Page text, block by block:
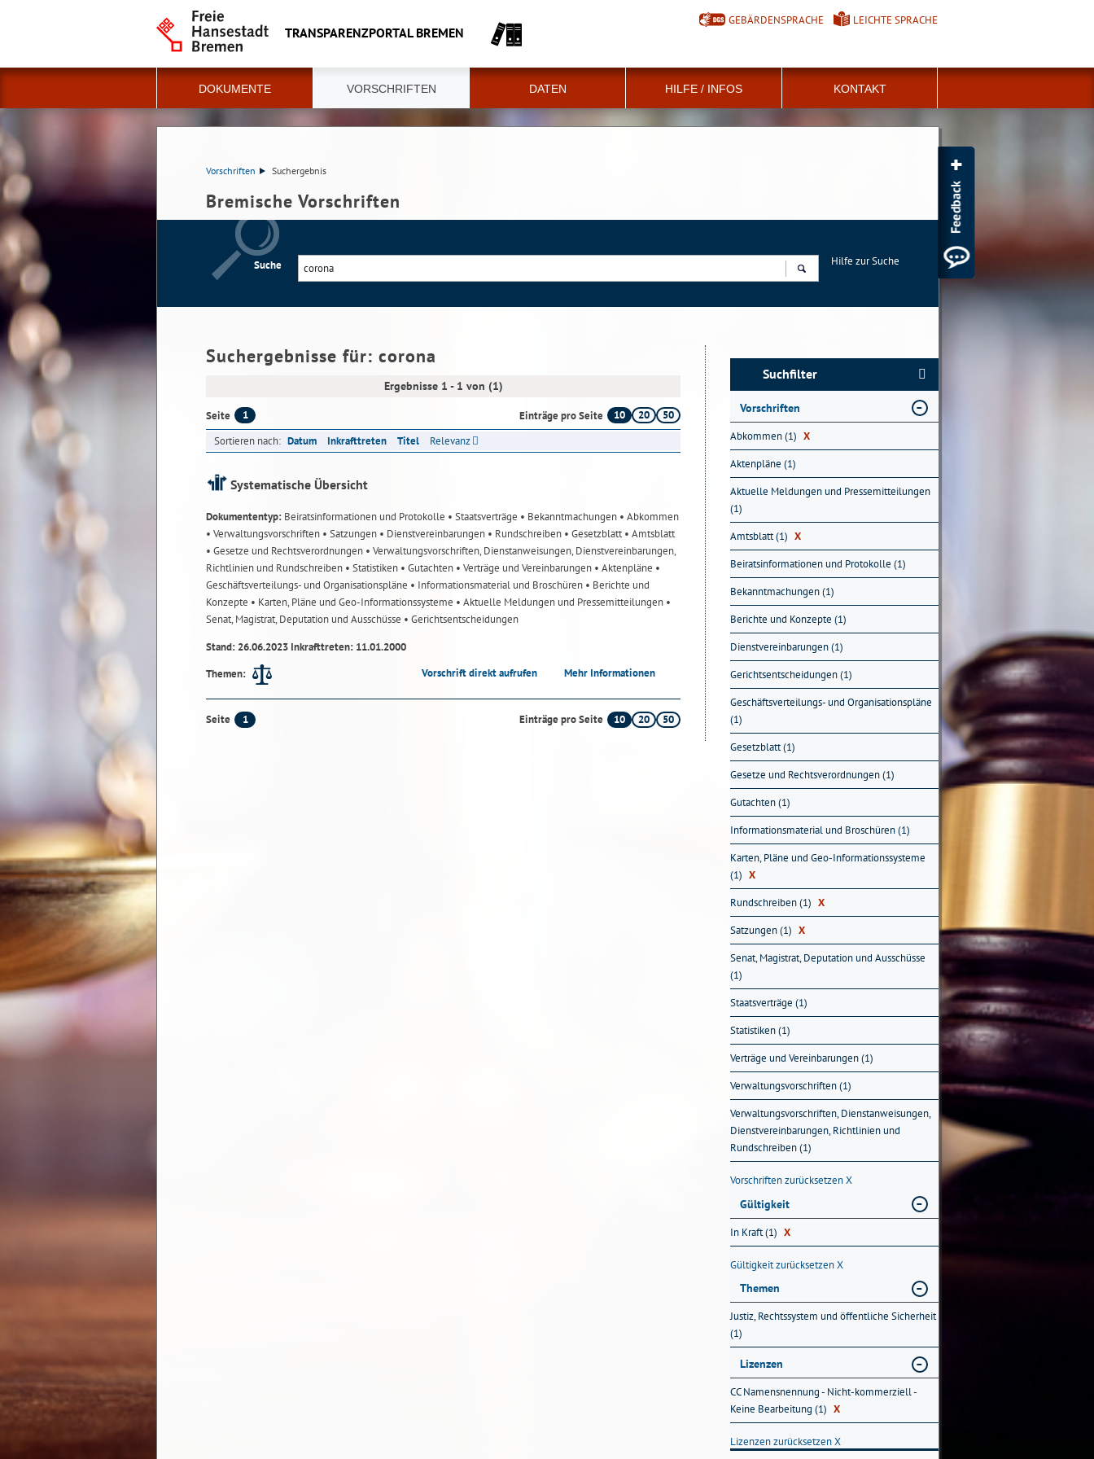
TRANSPARENZPORTAL BREMEN
GEBÄRDENSPRACHE LEICHTE SPRACHE
DOKUMENTE VORSCHRIFTEN DATEN HILFE / INFOS KONTAKT
Vorschriften Suchergebnis
Bremische Vorschriften
Suche
Hilfe zur Suche
Suchergebnisse für: corona
Ergebnisse 1 - 1 von (1)
Seite 1 Einträge pro Seite 10 20
50
Sortieren nach: Datum Inkrafttreten Titel Relevanz
Systematische Übersicht
Dokumententyp: Beiratsinformationen und Protokolle • Staatsverträge • Bekanntmachungen • Abkommen
• Verwaltungsvorschriften • Satzungen • Dienstvereinbarungen • Rundschreiben • Gesetzblatt• Amtsblatt
• Gesetze und Rechtsverordnungen • Verwaltungsvorschriften, Dienstanweisungen, Dienstvereinbarungen,
Richtlinien und Rundschreiben • Statistiken • Gutachten • Verträge und Vereinbarungen • Aktenpläne •
Geschäftsverteilungs- und Organisationspläne • Informationsmaterial und Broschüren • Berichte und
Konzepte • Karten, Pläne und Geo-Informationssysteme • Aktuelle Meldungen und Pressemitteilungen •
Senat, Magistrat, Deputation und Ausschüsse • Gerichtsentscheidungen
Stand: 26.06.2023 Inkrafttreten: 11.01.2000
Themen:
Vorschrift direkt aufrufen Mehr Informationen
Seite 1 Einträge pro Seite 10 20 50
Suchfilter
Vorschriften
Abkommen (1) X
Aktenpläne (1)
Aktuelle Meldungen und Pressemitteilungen
(1)
Amtsblatt (1) X
Beiratsinformationen und Protokolle (1)
Bekanntmachungen (1)
Berichte und Konzepte (1)
Dienstvereinbarungen (1)
Gerichtsentscheidungen (1)
Geschäftsverteilungs- und Organisationspläne
(1)
Gesetzblatt (1)
Gesetze und Rechtsverordnungen (1)
Gutachten (1)
Informationsmaterial und Broschüren (1)
Karten, Pläne und Geo-Informationssysteme
(1) X
Rundschreiben (1) X
Satzungen (1) X
Senat, Magistrat, Deputation und Ausschüsse
(1)
Staatsverträge (1)
Statistiken (1)
Verträge und Vereinbarungen (1)
Verwaltungsvorschriften (1)
Verwaltungsvorschriften, Dienstanweisungen,
Dienstvereinbarungen, Richtlinien und
Rundschreiben (1)
Vorschriften zurücksetzenX
Gültigkeit
In Kraft (1) X
Gültigkeit zurücksetzenX
Themen
Justiz, Rechtssystem und öffentliche Sicherheit
(1)
Lizenzen
CC Namensnennung - Nicht-kommerziell -
Keine Bearbeitung (1) X
Lizenzen zurücksetzenX